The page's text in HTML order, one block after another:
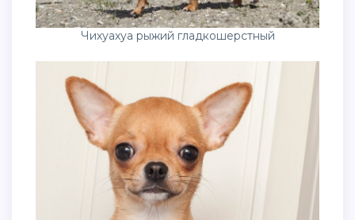
Чихуахуа рыжий гладкошерстный